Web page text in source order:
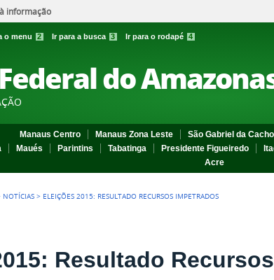
informação
o menu 2 Ir para a busca 3 Ir para o rodapé 4
do
Manaus Centro Manaus Zona Leste São Gabriel da
Maués Parintins Tabatinga Presidente Figueiredo
Acre
NOTÍCIAS > ELEIÇÕES 2015: RESULTADO RECURSOS IMPETRADOS
Resultado